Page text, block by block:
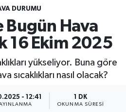
DURUMU
Bugün Hava
16 Ekim 2025
yükseliyor. Buna göre
sıcaklıkları nasıl olacak?
- 12:41 1 DK
OKUNMA SÜRESI
ve Fikstür